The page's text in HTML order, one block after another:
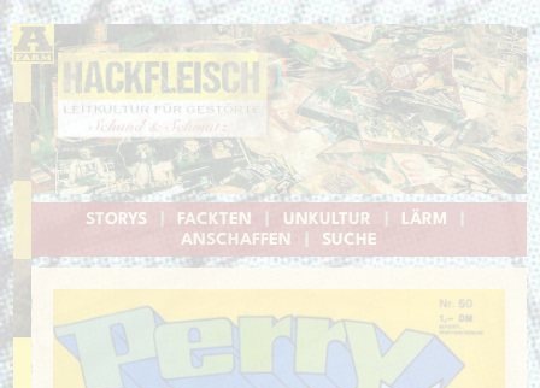
STORYS FACKTEN UNKULTUR LÄRM
ANSCHAFFEN
SUCHE